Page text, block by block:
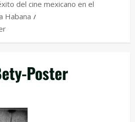
del cine mexicano en el
Habana
Poster